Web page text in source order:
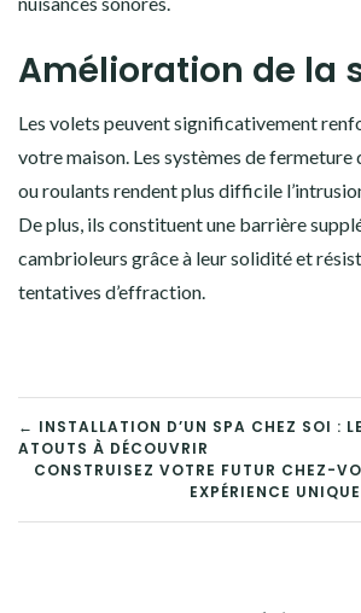
Amélioration de la
Les volets peuvent significativement
votre maison. Les systèmes de
ou roulants rendent plus difficile
De plus, ils constituent une barrière
cambrioleurs grâce à leur solidité et
tentatives d’effraction.
NAVIGATION
DE
L’ARTICLE
← INSTALLATION D’UN SPA CHEZ SOI :
ATOUTS À DÉCOUVRIR
CONSTRUISEZ VOTRE FUTUR CHEZ-
EXPÉRIENCE